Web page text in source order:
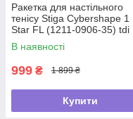
Ракетка для настільного
тенісу Stiga Cybershape 1
Star FL (1211-0906-35) tdi
В наявності
999 ₴ 1 899 ₴
Купити